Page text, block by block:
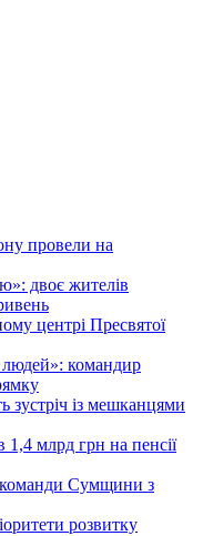
провели на
двоє жителів
центрі Пресвятої
людей»: командир
зустріч із мешканцями
млрд грн на пенсії
команди Сумщини з
розвитку